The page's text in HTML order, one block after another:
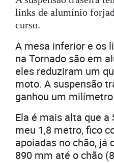
links de alumínio
curso.
A mesa inferior e os
na Tornado são em
eles reduziram um
moto. A suspensão
ganhou um
Ela é mais alta que a
meu 1,8 metro, fico
apoiadas no chão, já
890 mm até o chão